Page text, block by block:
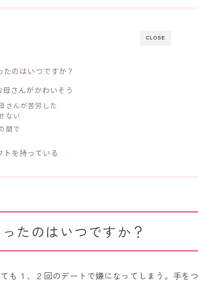
CLOSE
のはいつですか？
さんがかわいそう
さんが苦労した
ない
間で
を持っている
たのはいつですか？
も１、２回のデートで嫌になってしまう。手をつ